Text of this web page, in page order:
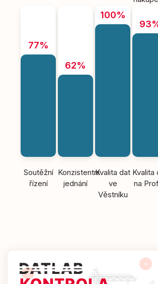
77%
Soutěžní
řízení
62%
Konzistentní
jednání
100%
Kvalita dat
ve
Věstníku
Kvalita
na